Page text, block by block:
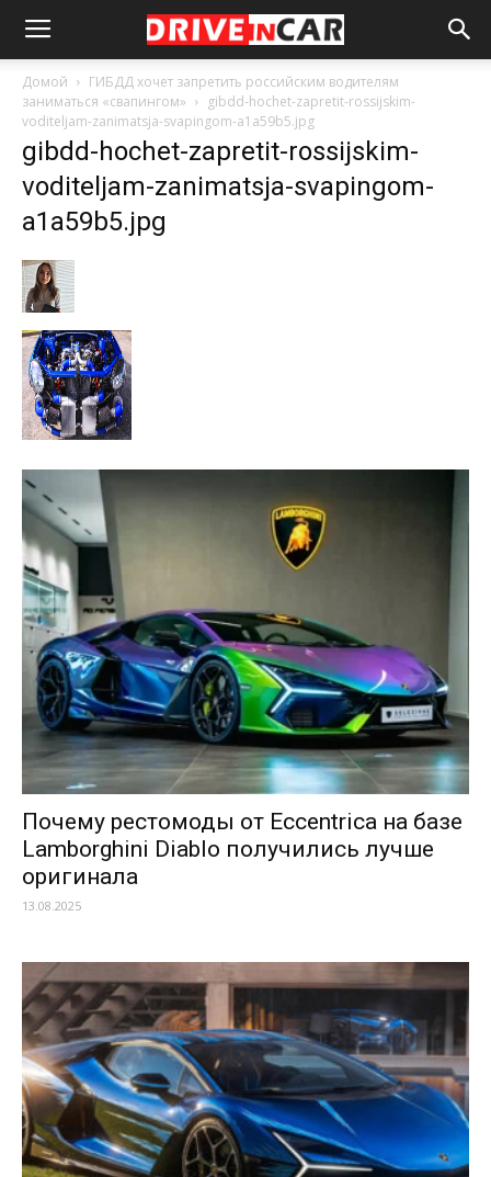
Домой
ГИБДД хочет запретить российским водителям
заниматься «свапингом»
gibdd-hochet-zapretit-rossijskim-
voditeljam-zanimatsja-svapingom-a1a59b5.jpg
gibdd-hochet-zapretit-rossijskim-
voditeljam-zanimatsja-svapingom-
a1a59b5.jpg
Почему рестомоды от Eccentrica на базе
Lamborghini Diablo получились лучше
оригинала
13.08.2025